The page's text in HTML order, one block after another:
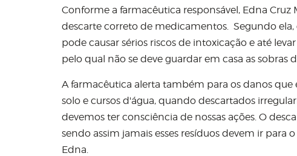
Conforme a farmacêutica responsável, Edna
descarte correto de medicamentos. Segundo
pode causar sérios riscos de intoxicação e até
pelo qual não se deve guardar em casa as sobras
A farmacêutica alerta também para os danos
solo e cursos d'água, quando descartados
devemos ter consciência de nossas ações. O
sendo assim jamais esses resíduos devem ir para
Edna.